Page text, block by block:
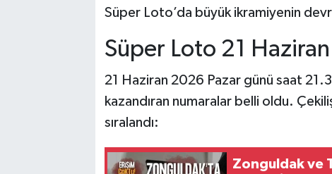
Süper Loto’da büyük ikramiyenin
Süper Loto 21
21 Haziran 2026 Pazar günü saat
kazandıran numaralar belli oldu.
sıralandı:
Zonguldak ve